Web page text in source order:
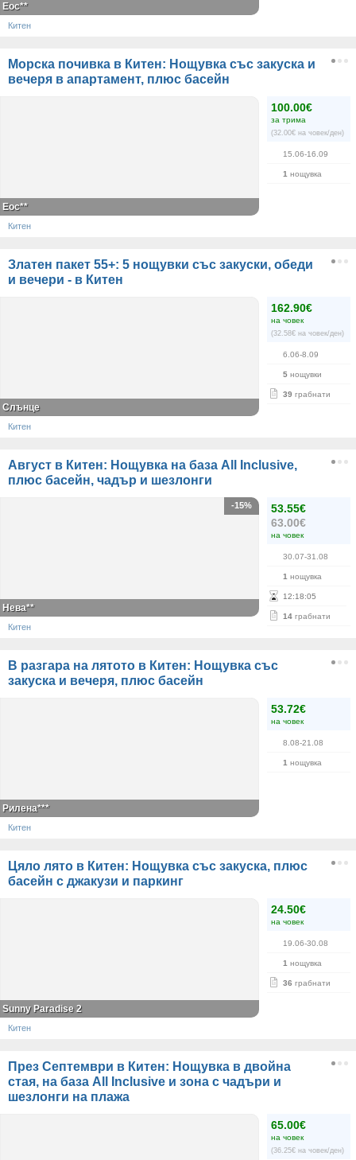
Еос**
Китен
Морска почивка в Китен: Нощувка със закуска и
вечеря в апартамент, плюс басейн
100.00€
за трима
(32.00€ на човек/ден)
15.06-16.09
1 нощувка
Еос**
Китен
Златен пакет 55+: 5 нощувки със закуски, обеди
и вечери - в Китен
162.90€
на човек
(32.58€ на човек/ден)
6.06-8.09
5 нощувки
39 грабнати
Слънце
Китен
Август в Китен: Нощувка на база All Inclusive,
плюс басейн, чадър и шезлонги
53.55€
63.00€
на човек
30.07-31.08
1 нощувка
12:18:05
14 грабнати
-15%
Нева**
Китен
В разгара на лятото в Китен: Нощувка със
закуска и вечеря, плюс басейн
53.72€
на човек
8.08-21.08
1 нощувка
Рилена***
Китен
Цяло лято в Китен: Нощувка със закуска, плюс
басейн с джакузи и паркинг
24.50€
на човек
19.06-30.08
1 нощувка
36 грабнати
Sunny Paradise 2
Китен
През Септември в Китен: Нощувка в двойна
стая, на база All Inclusive и зона с чадъри и
шезлонги на плажа
65.00€
на човек
(36.25€ на човек/ден)